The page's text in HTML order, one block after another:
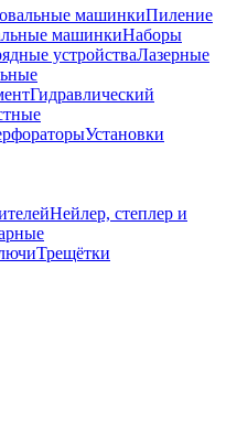
машинкиПиление
машинкиНаборы
устройстваЛазерные
Гидравлический
Установки
Нейлер, степлер и
Трещётки